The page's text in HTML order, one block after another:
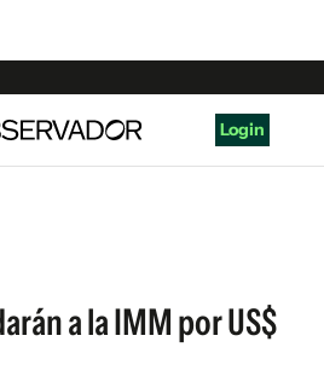
Login
a la IMM por US$